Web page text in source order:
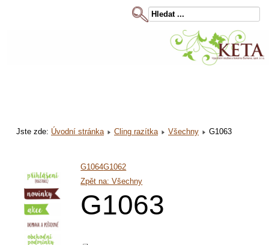
Jste zde: Úvodní stránka Cling razítka Všechny G1063
G1064G1062
Zpět na: Všechny
G1063